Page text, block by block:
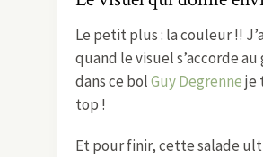
Le petit plus : la couleur !!
quand le visuel s’accorde
dans ce bolGuy Degrenneje
top !
Et pour finir, cette salade